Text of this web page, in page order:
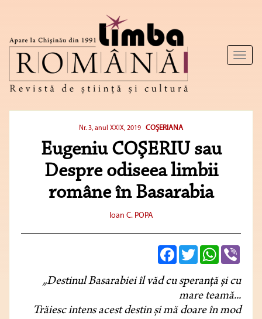
Toggle
Nr. 3, anul XXIX, 2019 COŞERIANA
Eugeniu COŞERIU sau
Despre odiseea limbii
române în Basarabia
Ioan C. POPA
FacebookTwitterWhatsApp
„Destinul Basarabiei îl văd cu speranță și cu
mare teamă...
Trăiesc intens acest destin și mă doare în mod